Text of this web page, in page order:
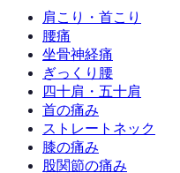
肩こり・首こり
腰痛
坐骨神経痛
ぎっくり腰
四十肩・五十肩
首の痛み
ストレートネック
膝の痛み
股関節の痛み